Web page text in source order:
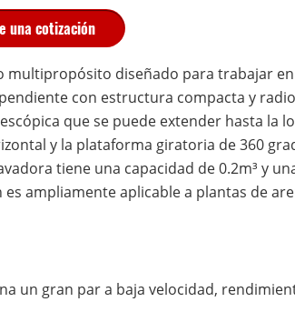
una cotización
multipropósito diseñado para trabajar
con estructura compacta y
que se puede extender hasta la
y la plataforma giratoria de 360
tiene una capacidad de 0.2m³ y
ampliamente aplicable a plantas de
un gran par a baja velocidad,